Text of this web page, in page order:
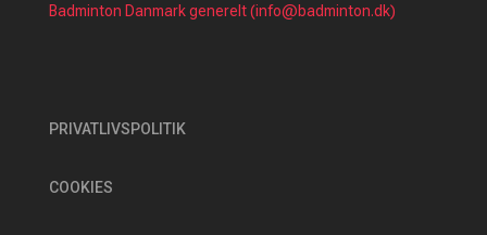
Badminton Danmark generelt (info@badminton.dk)
PRIVATLIVSPOLITIK
COOKIES